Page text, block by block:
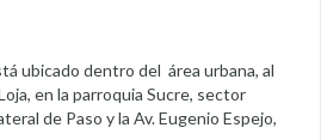
ubicado dentro del área urbana, al
en la parroquia Sucre, sector
de Paso y la Av. Eugenio Espejo,